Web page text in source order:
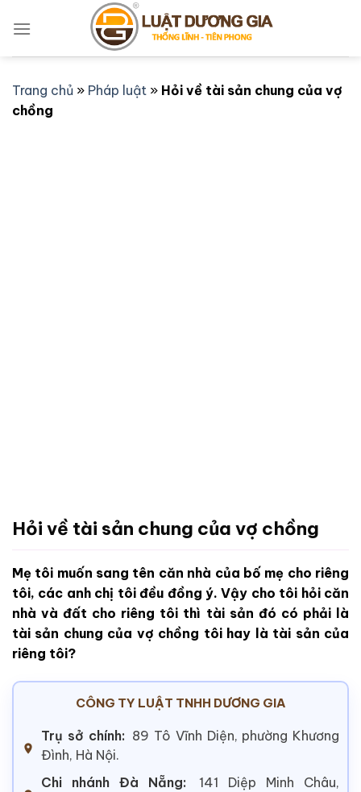
qua
Trang chủ » Pháp luật » Hỏi về tài sản chung của vợ
chồng
Hỏi về tài sản chung của vợ chồng
Mẹ tôi muốn sang tên căn nhà của bố mẹ cho riêng
tôi, các anh chị tôi đều đồng ý. Vậy cho tôi hỏi căn
nhà và đất cho riêng tôi thì tài sản đó có phải là
tài sản chung của vợ chồng tôi hay là tài sản của
riêng tôi?
CÔNG TY LUẬT TNHH DƯƠNG GIA
Trụ sở chính: 89 Tô Vĩnh Diện, phường Khương
Đình, Hà Nội.
Chi nhánh Đà Nẵng:
141 Diệp Minh Châu,